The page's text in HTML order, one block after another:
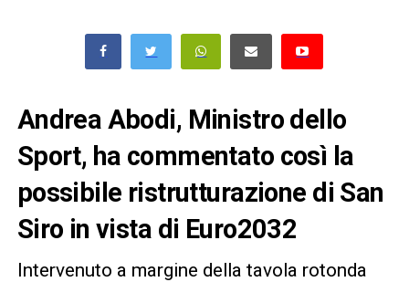
Andrea Abodi, Ministro dello
Sport, ha commentato così la
possibile ristrutturazione di San
Siro in vista di Euro2032
Intervenuto a margine della tavola rotonda